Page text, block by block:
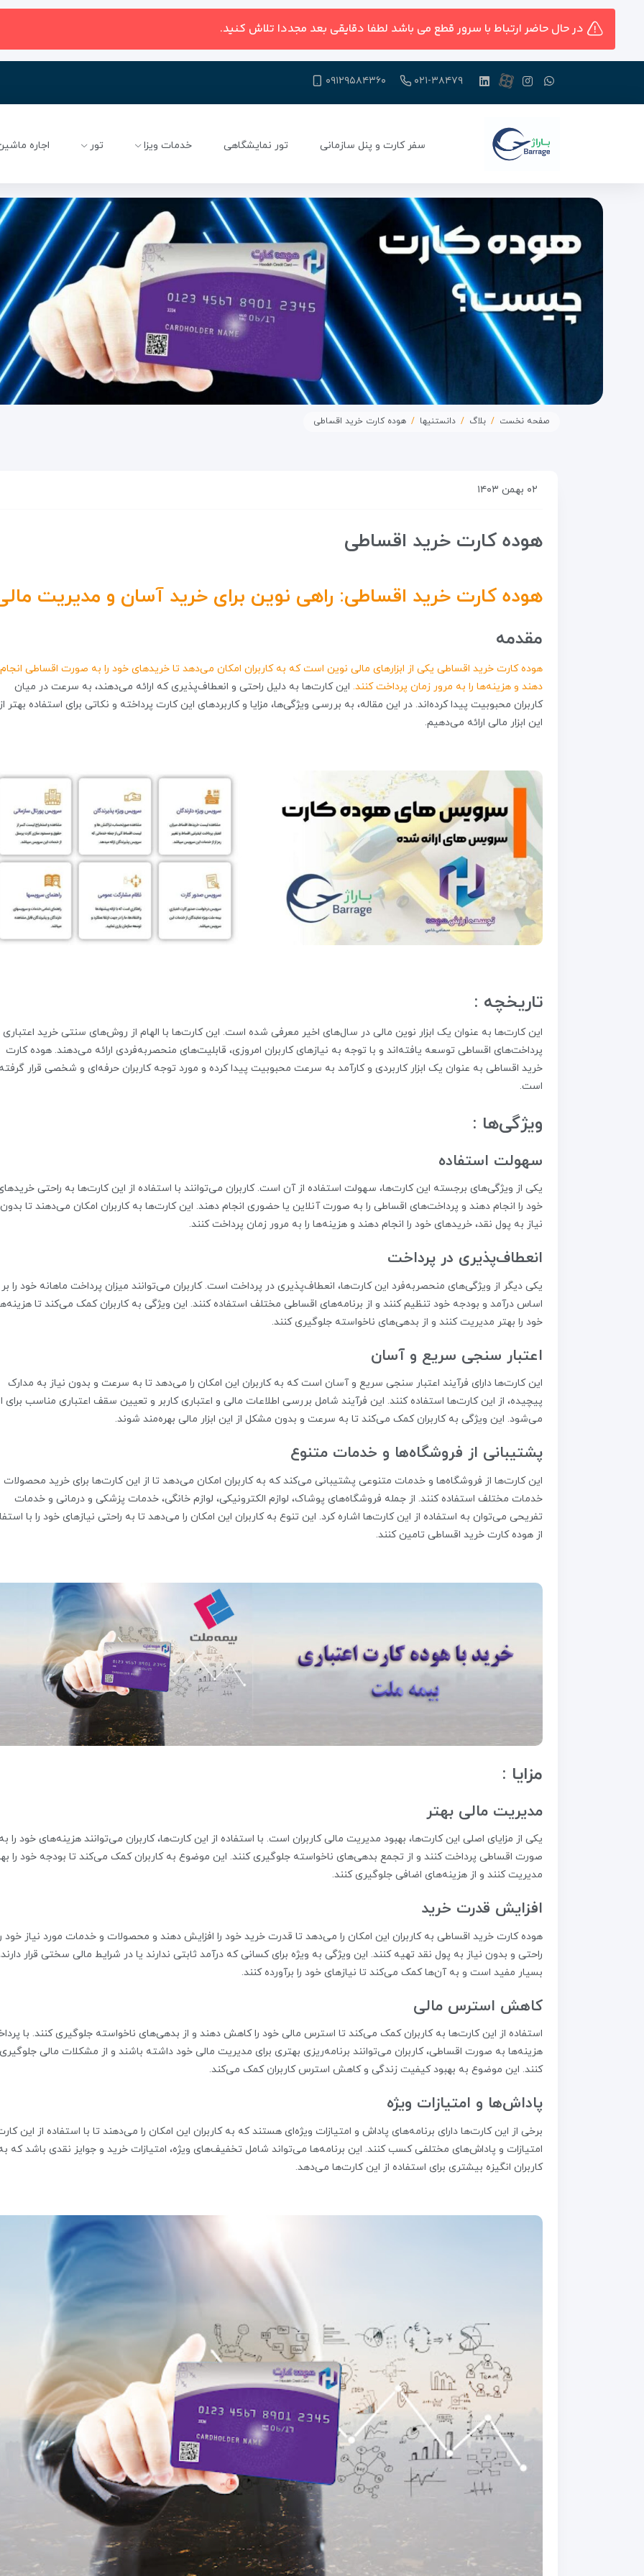
در حال حاضر ارتباط با سرور قطع می باشد لطفا دقایقی بعد مجددا تلاش کنید.
۰۲۱-۳۸۴۷۹ ۰۹۱۲۹۵۸۴۳۶۰
سفر کارت و پنل سازمانی تور نمایشگاهی خدمات ویزا تور اجاره
صفحه نخست بلاگ دانستنیها هوده کارت خرید اقساطی
۰۲ بهمن ۱۴۰۳
هوده کارت خرید اقساطی
هوده کارت خرید اقساطی: راهی نوین برای خرید آسان و مدیریت
مقدمه
هوده کارت خرید اقساطی یکی از ابزارهای مالی نوین است که به کاربران امکان می‌دهد تا خریدهای خود را به صورت اقساطی انجام
دهند و هزینه‌ها را به مرور زمان پرداخت کنند. این کارت‌ها به دلیل راحتی و انعطاف‌پذیری که ارائه می‌دهند، به سرعت در میان
کاربران محبوبیت پیدا کرده‌اند. در این مقاله، به بررسی ویژگی‌ها، مزایا و کاربردهای این کارت پرداخته و نکاتی برای استفاده بهتر
این ابزار مالی ارائه می‌دهیم.
تاریخچه :
این کارت‌ها به عنوان یک ابزار نوین مالی در سال‌های اخیر معرفی شده است. این کارت‌ها با الهام از روش‌های سنتی خرید اعتباری
پرداخت‌های اقساطی توسعه یافته‌اند و با توجه به نیازهای کاربران امروزی، قابلیت‌های منحصربه‌فردی ارائه می‌دهند. هوده کارت
خرید اقساطی به عنوان یک ابزار کاربردی و کارآمد به سرعت محبوبیت پیدا کرده و مورد توجه کاربران حرفه‌ای و شخصی قرار
است.
ویژگی‌ها :
سهولت استفاده
یکی از ویژگی‌های برجسته این کارت‌ها، سهولت استفاده از آن است. کاربران می‌توانند با استفاده از این کارت‌ها به راحتی
خود را انجام دهند و پرداخت‌های اقساطی را به صورت آنلاین یا حضوری انجام دهند. این کارت‌ها به کاربران امکان می‌دهند تا بدون
نیاز به پول نقد، خریدهای خود را انجام دهند و هزینه‌ها را به مرور زمان پرداخت کنند.
انعطاف‌پذیری در پرداخت
یکی دیگر از ویژگی‌های منحصربه‌فرد این کارت‌ها، انعطاف‌پذیری در پرداخت است. کاربران می‌توانند میزان پرداخت ماهانه خود را بر
اساس درآمد و بودجه خود تنظیم کنند و از برنامه‌های اقساطی مختلف استفاده کنند. این ویژگی به کاربران کمک می‌کند تا
خود را بهتر مدیریت کنند و از بدهی‌های ناخواسته جلوگیری کنند.
اعتبار سنجی سریع و آسان
این کارت‌ها دارای فرآیند اعتبار سنجی سریع و آسان است که به کاربران این امکان را می‌دهد تا به سرعت و بدون نیاز به مدارک
پیچیده، از این کارت‌ها استفاده کنند. این فرآیند شامل بررسی اطلاعات مالی و اعتباری کاربر و تعیین سقف اعتباری مناسب برای
می‌شود. این ویژگی به کاربران کمک می‌کند تا به سرعت و بدون مشکل از این ابزار مالی بهره‌مند شوند.
پشتیبانی از فروشگاه‌ها و خدمات متنوع
این کارت‌ها از فروشگاه‌ها و خدمات متنوعی پشتیبانی می‌کند که به کاربران امکان می‌دهد تا از این کارت‌ها برای خرید محصولات
خدمات مختلف استفاده کنند. از جمله فروشگاه‌های پوشاک، لوازم الکترونیکی، لوازم خانگی، خدمات پزشکی و درمانی و خدمات
تفریحی می‌توان به استفاده از این کارت‌ها اشاره کرد. این تنوع به کاربران این امکان را می‌دهد تا به راحتی نیازهای خود را با
از هوده کارت خرید اقساطی تامین کنند.
مزایا :
مدیریت مالی بهتر
یکی از مزایای اصلی این کارت‌ها، بهبود مدیریت مالی کاربران است. با استفاده از این کارت‌ها، کاربران می‌توانند هزینه‌های خود را
صورت اقساطی پرداخت کنند و از تجمع بدهی‌های ناخواسته جلوگیری کنند. این موضوع به کاربران کمک می‌کند تا بودجه خود را
مدیریت کنند و از هزینه‌های اضافی جلوگیری کنند.
افزایش قدرت خرید
هوده کارت خرید اقساطی به کاربران این امکان را می‌دهد تا قدرت خرید خود را افزایش دهند و محصولات و خدمات مورد نیاز خود
راحتی و بدون نیاز به پول نقد تهیه کنند. این ویژگی به ویژه برای کسانی که درآمد ثابتی ندارند یا در شرایط مالی سختی قرار
بسیار مفید است و به آن‌ها کمک می‌کند تا نیازهای خود را برآورده کنند.
کاهش استرس مالی
استفاده از این کارت‌ها به کاربران کمک می‌کند تا استرس مالی خود را کاهش دهند و از بدهی‌های ناخواسته جلوگیری کنند. با
هزینه‌ها به صورت اقساطی، کاربران می‌توانند برنامه‌ریزی بهتری برای مدیریت مالی خود داشته باشند و از مشکلات مالی جلوگیری
کنند. این موضوع به بهبود کیفیت زندگی و کاهش استرس کاربران کمک می‌کند.
پاداش‌ها و امتیازات ویژه
برخی از این کارت‌ها دارای برنامه‌های پاداش و امتیازات ویژه‌ای هستند که به کاربران این امکان را می‌دهند تا با استفاده از این
امتیازات و پاداش‌های مختلفی کسب کنند. این برنامه‌ها می‌تواند شامل تخفیف‌های ویژه، امتیازات خرید و جوایز نقدی باشد که
کاربران انگیزه بیشتری برای استفاده از این کارت‌ها می‌دهد.